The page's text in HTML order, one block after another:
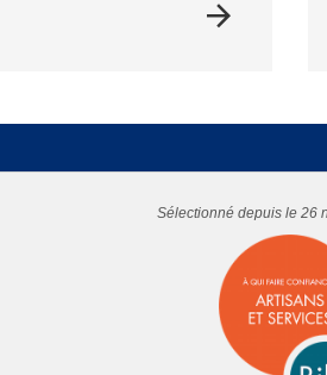
Sélectionné depuis le 26